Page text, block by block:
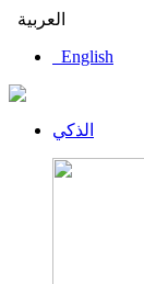
العربية
English
الذكي